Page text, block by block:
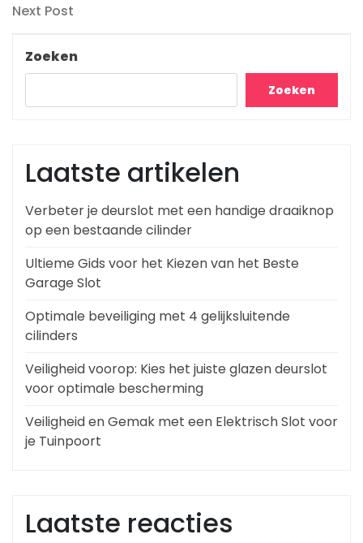
Next
Next Post
Zoeken
Zoeken
Laatste artikelen
Verbeter je deurslot met een handige draaiknop
op een bestaande cilinder
Ultieme Gids voor het Kiezen van het Beste
Garage Slot
Optimale beveiliging met 4 gelijksluitende
cilinders
Veiligheid voorop: Kies het juiste glazen deurslot
voor optimale bescherming
Veiligheid en Gemak met een Elektrisch Slot voor
je Tuinpoort
Laatste reacties